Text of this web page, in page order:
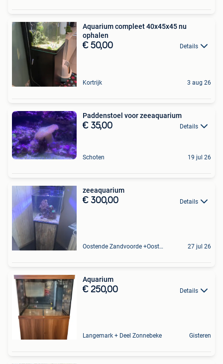
Aquarium compleet 40x45x45 nu
ophalen
€ 50,00 Details
Kortrijk 3 aug 26
Paddenstoel voor zeeaquarium
€ 35,00 Details
Schoten 19 jul 26
zeeaquarium
€ 300,00 Details
Oostende Zandvoorde +Oostende 27 jul 26
Aquarium
€ 250,00 Details
Langemark + Deel Zonnebeke Gisteren